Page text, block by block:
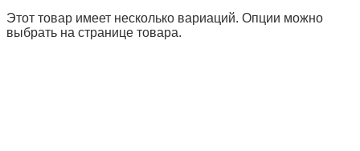
Этот товар имеет несколько вариаций. Опции можно
выбрать на странице товара.